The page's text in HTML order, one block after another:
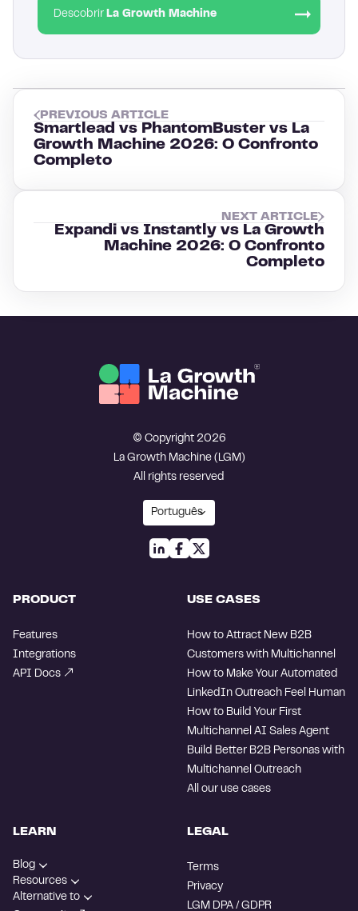
Descobrir La Growth Machine
PREVIOUS ARTICLE
Smartlead vs PhantomBuster vs La
Growth Machine 2026: O Confronto
Completo
NEXT ARTICLE
Expandi vs Instantly vs La Growth
Machine 2026: O Confronto
Completo
© Copyright 2026
La Growth Machine (LGM)
All rights reserved
PRODUCT
Features
Integrations
API Docs
USE CASES
How to Attract New B2B
Customers with Multichannel
How to Make Your Automated
LinkedIn Outreach Feel Human
How to Build Your First
Multichannel AI Sales Agent
Build Better B2B Personas with
Multichannel Outreach
All our use cases
LEARN
Blog
Resources
Alternative to
LEGAL
Terms
Privacy
LGM DPA / GDPR